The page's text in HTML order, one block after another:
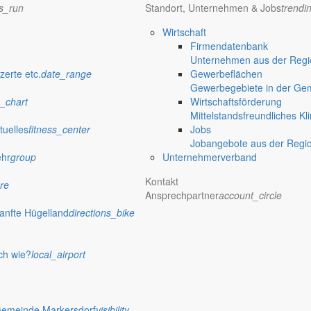
etc.date_range
fitness_center
group
Hügellanddirections_bike
wie?local_airport
Standort, Unternehmen & Jobs
Wirtschaft
Firmendatenbank
Unternehmen aus der
Gewerbeflächen
Gewerbegebiete in der
Wirtschaftsförderung
Mittelstandsfreundliches
Jobs
Jobangebote aus der
Unternehmerverband
Kontakt
Ansprechpartneraccount_circle
ein
Elternteil am ersten und dritten Donnerstag im Monat von 9 bis